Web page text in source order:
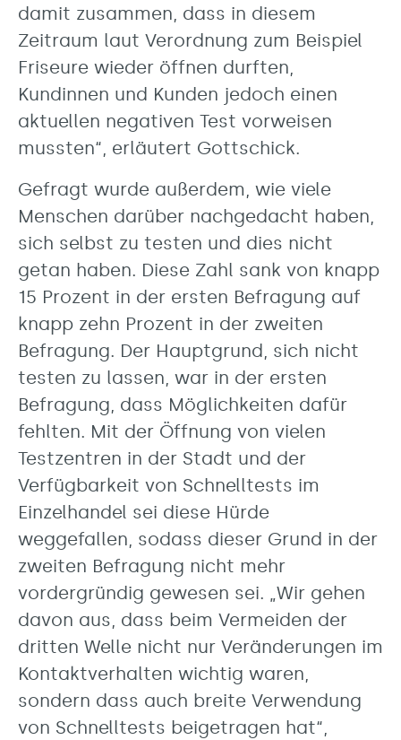
damit zusammen, dass in diesem
Zeitraum laut Verordnung zum Beispiel
Friseure wieder öffnen durften,
Kundinnen und Kunden jedoch einen
aktuellen negativen Test vorweisen
mussten“, erläutert Gottschick.
Gefragt wurde außerdem, wie viele
Menschen darüber nachgedacht haben,
sich selbst zu testen und dies nicht
getan haben. Diese Zahl sank von knapp
15 Prozent in der ersten Befragung auf
knapp zehn Prozent in der zweiten
Befragung. Der Hauptgrund, sich nicht
testen zu lassen, war in der ersten
Befragung, dass Möglichkeiten dafür
fehlten. Mit der Öffnung von vielen
Testzentren in der Stadt und der
Verfügbarkeit von Schnelltests im
Einzelhandel sei diese Hürde
weggefallen, sodass dieser Grund in der
zweiten Befragung nicht mehr
vordergründig gewesen sei. „Wir gehen
davon aus, dass beim Vermeiden der
dritten Welle nicht nur Veränderungen im
Kontaktverhalten wichtig waren,
sondern dass auch breite Verwendung
von Schnelltests beigetragen hat“,